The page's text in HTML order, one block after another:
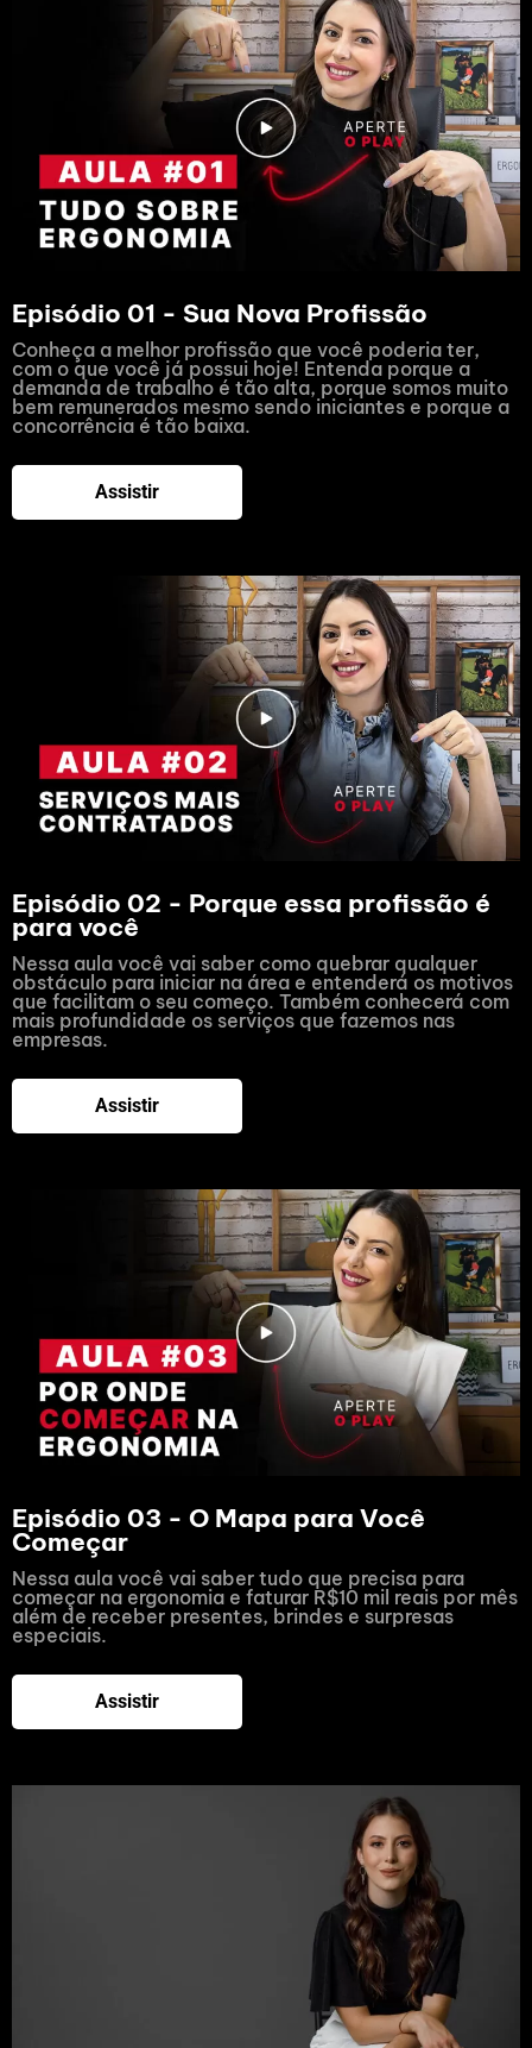
Episódio 01 - Sua Nova Profissão
Conheça a melhor profissão que você poderia ter,
com o que você já possui hoje! Entenda porque a
demanda de trabalho é tão alta, porque somos muito
bem remunerados mesmo sendo iniciantes e porque a
concorrência é tão baixa.
Assistir
Episódio 02 - Porque essa profissão é
para você
Nessa aula você vai saber como quebrar qualquer
obstáculo para iniciar na área e entenderá os motivos
que facilitam o seu começo. Também conhecerá com
mais profundidade os serviços que fazemos nas
empresas.
Assistir
Episódio 03 - O Mapa para Você
Começar
Nessa aula você vai saber tudo que precisa para
começar na ergonomia e faturar R$10 mil reais por mês
além de receber presentes, brindes e surpresas
especiais.
Assistir